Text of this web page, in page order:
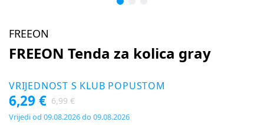
FREEON
FREEON Tenda za kolica gray
VRIJEDNOST S KLUB POPUSTOM
6,29 € 6,99 €
Vrijedi od 09.08.2026 do 09.08.2026